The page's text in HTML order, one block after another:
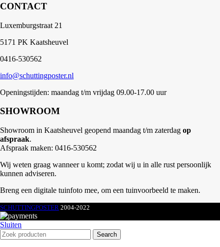
CONTACT
Luxemburgstraat 21
5171 PK Kaatsheuvel
0416-530562
info@schuttingposter.nl
Openingstijden: maandag t/m vrijdag 09.00-17.00 uur
SHOWROOM
Showroom in Kaatsheuvel geopend maandag t/m zaterdag op
afspraak.
Afspraak maken: 0416-530562
Wij weten graag wanneer u komt; zodat wij u in alle rust persoonlijk
kunnen adviseren.
Breng een digitale tuinfoto mee, om een tuinvoorbeeld te maken.
SCHUTTINGPOSTER 2004-2022
Sluiten
Search